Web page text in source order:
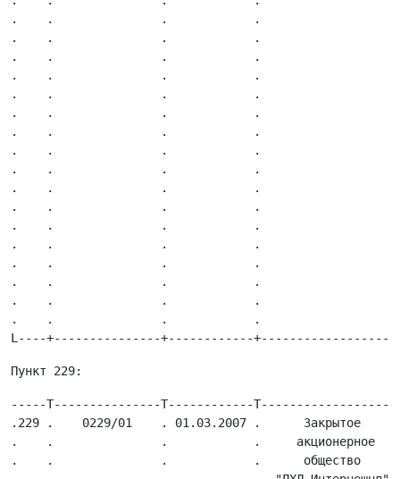
-----T---------------T------------T---------------------T-------------------T---------------T-----------------T------------T---------------------T------------T------------T-----------T---------T-----------T----------.
.229 .    0229/01    . 01.03.2007 .      Закрытое       .Местонахождение    .  7707033437   .  1027739279920  . 774850001  .    Архангельский    .  Денежный  . 50 000 000 .    Нет    .   Нет   .    Нет    .   Нет    .
.    .               .            .     акционерное     .организации,       .               .                 .            .       филиал:       .    залог   .            .           .         .           .          .
.    .               .            .      общество       .почтовый     адрес:.               .                 .            .       163061,       .            .            .           .         .           .          .
.    .               .            .  "ДХЛ Интернешнл"   .125083,     Москва,.               .                 .            . г. Архангельск, пл. .            .            .           .         .           .          .
.    .               .            .                     .ул. 8 Марта, д. 14;.               .                 .            .    Ленина, д. 4;    .            .            .           .         .           .          .
.    .               .            .                     .тел. (495)956 10 01.               .                 .            .   Владивостокский   .            .            .           .         .           .          .
.    .               .            .                     .факс (495)  232  38.               .                 .            .   филиал: 690002,   .            .            .           .         .           .          .
.    .               .            .                     .84                 .               .                 .            .   г. Владивосток,   .            .            .           .         .           .          .
.    .               .            .                     .                   .               .                 .            .   ул. Хабаровская,  .            .            .           .         .           .          .
.    .               .            .                     .